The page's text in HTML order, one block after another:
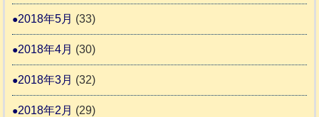
2018年5月 (33)
2018年4月 (30)
2018年3月 (32)
2018年2月 (29)